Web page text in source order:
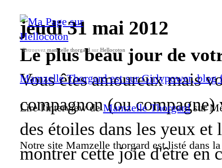
jeudi 31 mai 2012
Le plus beau jour de
Vous êtes amoureux mais
compagnon (ou
des étoiles dans les yeux
montrer cette joie d'être en
Retrouvez mamzelle thorgard sur Hellocoton
Mamzelle Thorgard est sur Girlypower, blog
Lire l'interview deMamzelle Thorgardsur
Notre site Mamzelle thorgard est listé dans